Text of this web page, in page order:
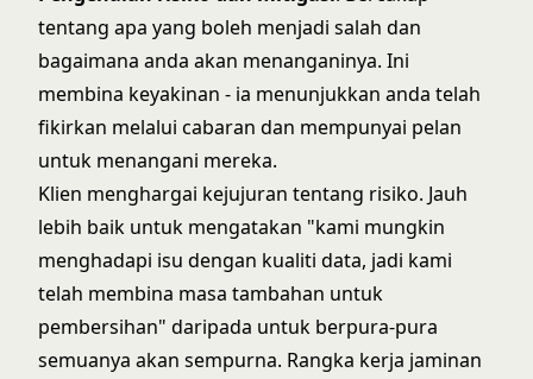
tentang apa yang boleh menjadi salah dan
bagaimana anda akan menanganinya. Ini
membina keyakinan - ia menunjukkan anda telah
fikirkan melalui cabaran dan mempunyai pelan
untuk menangani mereka.
Klien menghargai kejujuran tentang risiko. Jauh
lebih baik untuk mengatakan "kami mungkin
menghadapi isu dengan kualiti data, jadi kami
telah membina masa tambahan untuk
pembersihan" daripada untuk berpura-pura
semuanya akan sempurna. Rangka kerja jaminan